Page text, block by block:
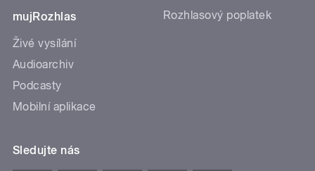
mujRozhlas
Živé vysílání
Audioarchiv
Podcasty
Mobilní aplikace
Rozhlasový poplatek
Sledujte nás